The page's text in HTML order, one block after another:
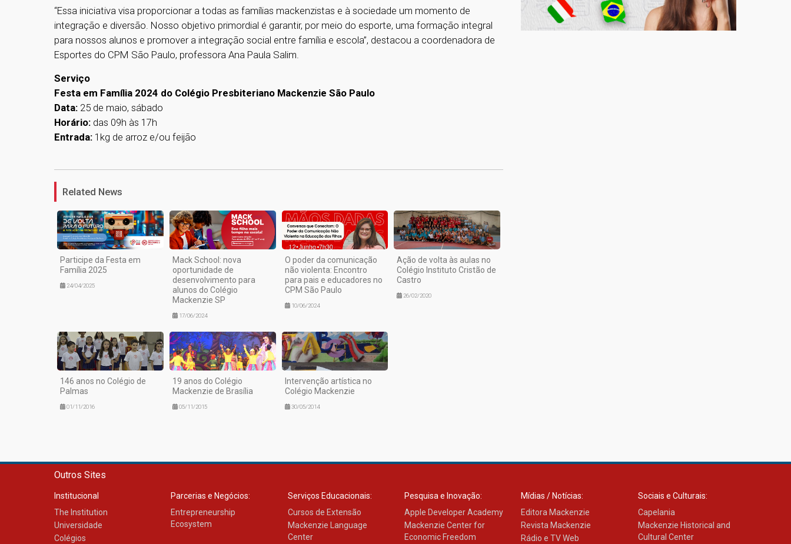
“Essa iniciativa visa proporcionar a todas as famílias mackenzistas e à sociedade um momento de
integração e diversão. Nosso objetivo primordial é garantir, por meio do esporte, uma formação integral
para nossos alunos e promover a integração social entre família e escola”, destacou a coordenadora de
Esportes do CPM São Paulo, professora Ana Paula Salim.
Serviço
Festa em Família 2024 do Colégio Presbiteriano Mackenzie São Paulo
Data: 25 de maio, sábado
Horário: das 09h às 17h
Entrada: 1kg de arroz e/ou feijão
Related News
Participe da Festa em
Família 2025
24/04/2025
Mack School: nova
oportunidade de
desenvolvimento para
alunos do Colégio
Mackenzie SP
17/06/2024
O poder da comunicação
não violenta: Encontro
para pais e educadores no
CPM São Paulo
10/06/2024
Ação de volta às aulas no
Colégio Instituto Cristão de
Castro
26/02/2020
146 anos no Colégio de
Palmas
01/11/2016
19 anos do Colégio
Mackenzie de Brasília
05/11/2015
Intervenção artística no
Colégio Mackenzie
30/05/2014
Outros Sites
Institucional
The Institution
Universidade
Colégios
Parcerias e Negócios:
Entrepreneurship
Ecosystem
Serviços Educacionais:
Cursos de Extensão
Mackenzie Language
Center
Pesquisa e Inovação:
Apple Developer Academy
Mackenzie Center for
Economic Freedom
Mídias / Notícias:
Editora Mackenzie
Revista Mackenzie
Rádio e TV Web
Sociais e Culturais:
Capelania
Mackenzie Historical and
Cultural Center